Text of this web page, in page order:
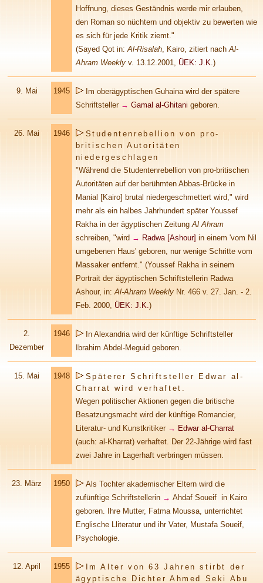
Hoffnung, dieses Geständnis werde mir erlauben,
den Roman so nüchtern und objektiv zu bewerten wie
es sich für jede Kritik ziemt."
(Sayed Qot in: Al-Risalah, Kairo, zitiert nach Al-
Ahram Weekly v. 13.12.2001, ÜEK: J.K. )
9. Mai 1945
Im oberägyptischen Guhaina wird der spätere
Schriftsteller → Gamal al-Ghitani geboren.
26. Mai 1946
Studentenrebellion von pro-
britischen Autoritäten
niedergeschlagen
"Während die Studentenrebellion von pro-britischen
Autoritäten auf der berühmten Abbas-Brücke in
Manial [Kairo] brutal niedergeschmettert wird," wird
mehr als ein halbes Jahrhundert später Youssef
Rakha in der ägyptischen Zeitung Al Ahram
schreiben, "wird → Radwa [Ashour] in einem 'vom Nil
umgebenen Haus' geboren, nur wenige Schritte vom
Massaker entfernt." (Youssef Rakha in seinem
Portrait der ägyptischen Schriftstellerin Radwa
Ashour, in: Al-Ahram WeeklyNr. 466 v. 27. Jan. - 2.
Feb. 2000, ÜEK: J.K. )
2.
Dezember
1946
In Alexandria wird der künftige Schriftsteller
Ibrahim Abdel-Meguid geboren.
15. Mai 1948
Späterer Schriftsteller Edwar al-
Charrat wird verhaftet.
Wegen politischer Aktionen gegen die britische
Besatzungsmacht wird der künftige Romancier,
Literatur- und Kunstkritiker → Edwar al-Charrat
(auch: al-Kharrat) verhaftet. Der 22-Jährige wird fast
zwei Jahre in Lagerhaft verbringen müssen.
23. März 1950
Als Tochter akademischer Eltern wird die
zufünftige Schriftstellerin → Ahdaf Soueif in Kairo
geboren. Ihre Mutter, Fatma Moussa, unterrichtet
Englische Lliteratur und ihr Vater, Mustafa Soueif,
Psychologie.
12. April 1955
Im Alter von 63 Jahren stirbt der
ägyptische Dichter Ahmed Seki Abu